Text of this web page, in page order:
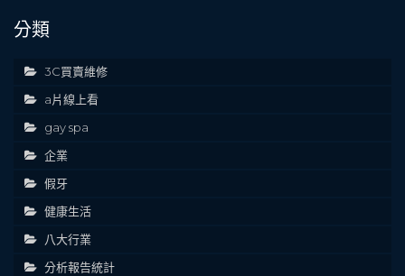
分類
3C買賣維修
a片線上看
gay spa
企業
假牙
健康生活
八大行業
分析報告統計